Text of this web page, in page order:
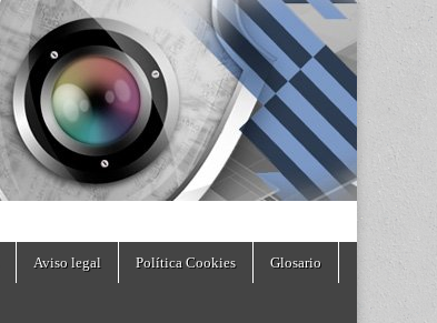
Aviso legal Política Cookies Glosario